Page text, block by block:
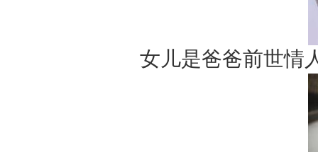
女儿是爸爸前世情